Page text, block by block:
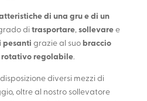
di una gru e di un
di trasportare, sollevaree
pesanti grazie al suobraccio
rotativo regolabile.
diversi mezzi di
oltre al nostro sollevatore